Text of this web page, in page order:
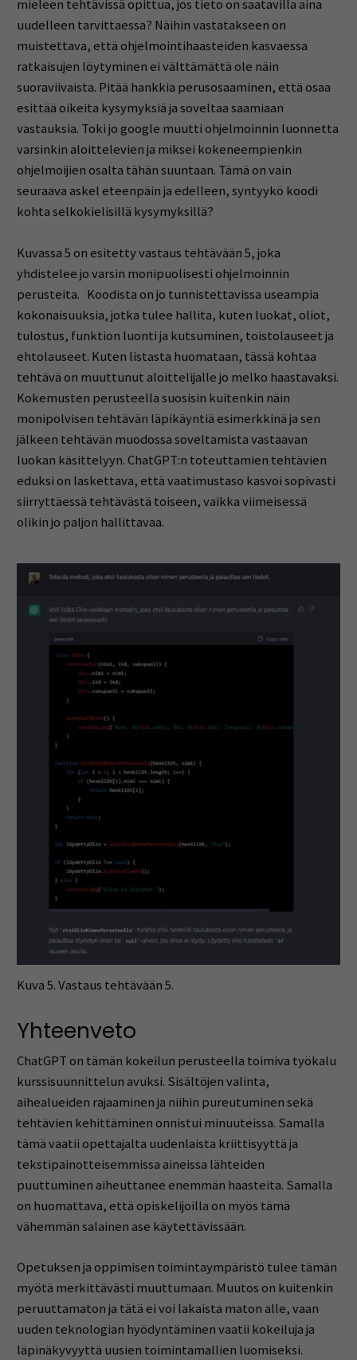
mieleen tehtävissä opittua, jos tieto on saatavilla aina
uudelleen tarvittaessa? Näihin vastatakseen on
muistettava, että ohjelmointihaasteiden kasvaessa
ratkaisujen löytyminen ei välttämättä ole näin
suoraviivaista. Pitää hankkia perusosaaminen, että osaa
esittää oikeita kysymyksiä ja soveltaa saamiaan
vastauksia. Toki jo google muutti ohjelmoinnin luonnetta
varsinkin aloittelevien ja miksei kokeneempienkin
ohjelmoijien osalta tähän suuntaan. Tämä on vain
seuraava askel eteenpäin ja edelleen, syntyykö koodi
kohta selkokielisillä kysymyksillä?
Kuvassa 5 on esitetty vastaus tehtävään 5, joka
yhdistelee jo varsin monipuolisesti ohjelmoinnin
perusteita. Koodista on jo tunnistettavissa useampia
kokonaisuuksia, jotka tulee hallita, kuten luokat, oliot,
tulostus, funktion luonti ja kutsuminen, toistolauseet ja
ehtolauseet. Kuten listasta huomataan, tässä kohtaa
tehtävä on muuttunut aloittelijalle jo melko haastavaksi.
Kokemusten perusteella suosisin kuitenkin näin
monipolvisen tehtävän läpikäyntiä esimerkkinä ja sen
jälkeen tehtävän muodossa soveltamista vastaavan
luokan käsittelyyn. ChatGPT:n toteuttamien tehtävien
eduksi on laskettava, että vaatimustaso kasvoi sopivasti
siirryttäessä tehtävästä toiseen, vaikka viimeisessä
olikin jo paljon hallittavaa.
Kuva 5. Vastaus tehtävään 5.
Yhteenveto
ChatGPT on tämän kokeilun perusteella toimiva työkalu
kurssisuunnittelun avuksi. Sisältöjen valinta,
aihealueiden rajaaminen ja niihin pureutuminen sekä
tehtävien kehittäminen onnistui minuuteissa. Samalla
tämä vaatii opettajalta uudenlaista kriittisyyttä ja
tekstipainotteisemmissa aineissa lähteiden
puuttuminen aiheuttanee enemmän haasteita. Samalla
on huomattava, että opiskelijoilla on myös tämä
vähemmän salainen ase käytettävissään.
Opetuksen ja oppimisen toimintaympäristö tulee tämän
myötä merkittävästi muuttumaan. Muutos on kuitenkin
peruuttamaton ja tätä ei voi lakaista maton alle, vaan
uuden teknologian hyödyntäminen vaatii kokeiluja ja
läpinäkyvyyttä uusien toimintamallien luomiseksi.